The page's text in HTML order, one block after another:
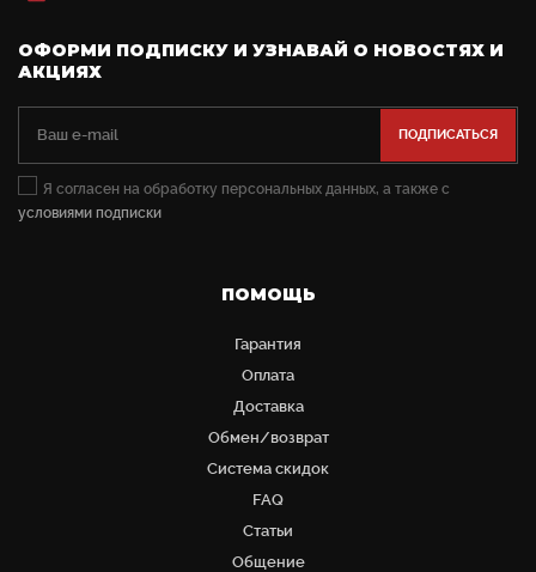
ОФОРМИ ПОДПИСКУ И УЗНАВАЙ О НОВОСТЯХ И
АКЦИЯХ
Я согласен на обработку персональных данных, а также с
условиями подписки
ПОМОЩЬ
Гарантия
Оплата
Доставка
Обмен/возврат
Система скидок
FAQ
Статьи
Общение